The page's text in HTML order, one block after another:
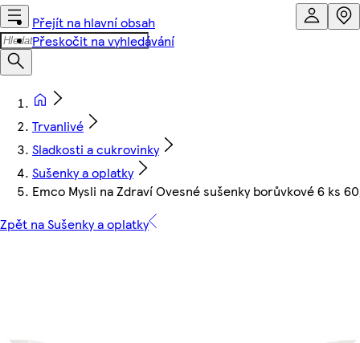
Přejít na hlavní obsah
Přeskočit na vyhledávání
Trvanlivé
Sladkosti a cukrovinky
Sušenky a oplatky
Emco Mysli na Zdraví Ovesné sušenky borůvkové 6 ks
Zpět na Sušenky a oplatky